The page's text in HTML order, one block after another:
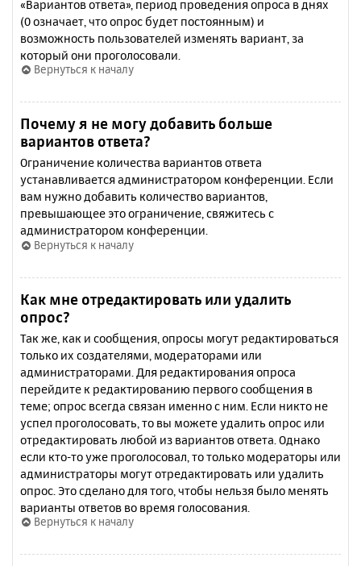
«Вариантов ответа», период проведения опроса в днях
(0 означает, что опрос будет постоянным) и
возможность пользователей изменять вариант, за
который они проголосовали.
Вернуться к началу
Почему я не могу добавить больше
вариантов ответа?
Ограничение количества вариантов ответа
устанавливается администратором конференции. Если
вам нужно добавить количество вариантов,
превышающее это ограничение, свяжитесь с
администратором конференции.
Вернуться к началу
Как мне отредактировать или удалить
опрос?
Так же, как и сообщения, опросы могут редактироваться
только их создателями, модераторами или
администраторами. Для редактирования опроса
перейдите к редактированию первого сообщения в
теме; опрос всегда связан именно с ним. Если никто не
успел проголосовать, то вы можете удалить опрос или
отредактировать любой из вариантов ответа. Однако
если кто-то уже проголосовал, то только модераторы или
администраторы могут отредактировать или удалить
опрос. Это сделано для того, чтобы нельзя было менять
варианты ответов во время голосования.
Вернуться к началу